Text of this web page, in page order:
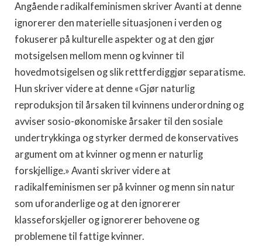
Angående radikalfeminismen skriver Avanti at denne
ignorerer den materielle situasjonen i verden og
fokuserer på kulturelle aspekter og at den gjør
motsigelsen mellom menn og kvinner til
hovedmotsigelsen og slik rettferdiggjør separatisme.
Hun skriver videre at denne «Gjør naturlig
reproduksjon til årsaken til kvinnens underordning og
avviser sosio-økonomiske årsaker til den sosiale
undertrykkinga og styrker dermed de konservatives
argument om at kvinner og menn er naturlig
forskjellige.» Avanti skriver videre at
radikalfeminismen ser på kvinner og menn sin natur
som uforanderlige og at den ignorerer
klasseforskjeller og ignorerer behovene og
problemene til fattige kvinner.